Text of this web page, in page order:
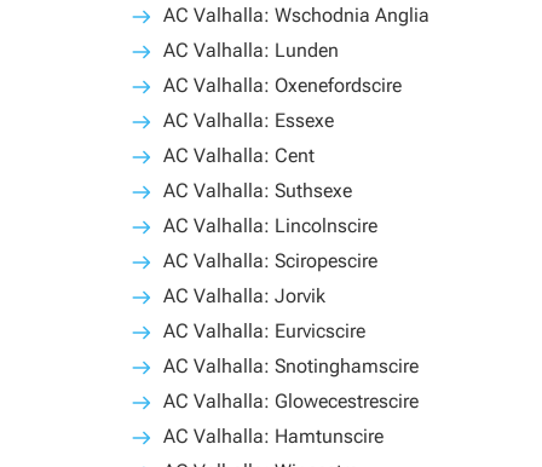
AC Valhalla: Wschodnia Anglia
AC Valhalla: Lunden
AC Valhalla: Oxenefordscire
AC Valhalla: Essexe
AC Valhalla: Cent
AC Valhalla: Suthsexe
AC Valhalla: Lincolnscire
AC Valhalla: Sciropescire
AC Valhalla: Jorvik
AC Valhalla: Eurvicscire
AC Valhalla: Snotinghamscire
AC Valhalla: Glowecestrescire
AC Valhalla: Hamtunscire